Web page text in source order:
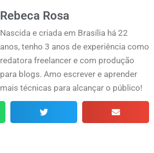
Rebeca Rosa
Nascida e criada em Brasília há 22
anos, tenho 3 anos de experiência como
redatora freelancer e com produção
para blogs. Amo escrever e aprender
mais técnicas para alcançar o público!